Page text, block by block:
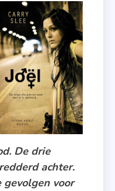
De drie
achter.
gevolgen voor